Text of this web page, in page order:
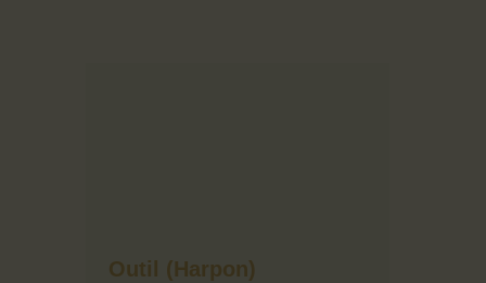
Outil (Harpon)